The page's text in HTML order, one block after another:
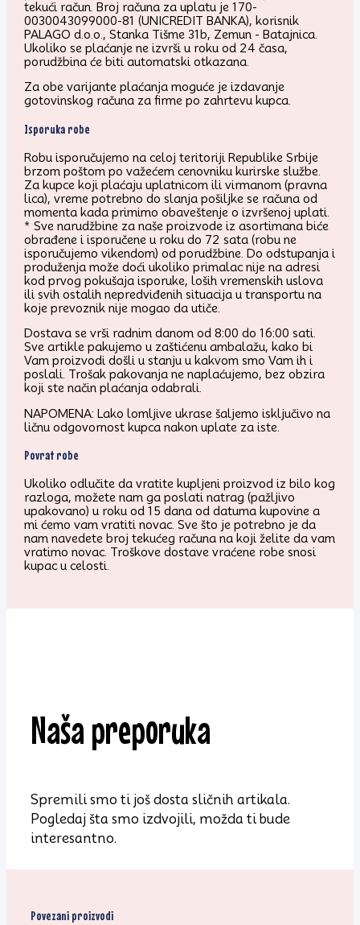
tekući račun. Broj računa za uplatu je 170-
0030043099000-81 (UNICREDIT BANKA), korisnik
PALAGO d.o.o., Stanka Tišme 31b, Zemun - Batajnica.
Ukoliko se plaćanje ne izvrši u roku od 24 časa,
porudžbina će biti automatski otkazana.
Za obe varijante plaćanja moguće je izdavanje
gotovinskog računa za firme po zahrtevu kupca.
Isporuka robe
Robu isporučujemo na celoj teritoriji Republike Srbije
brzom poštom po važećem cenovniku kurirske službe.
Za kupce koji plaćaju uplatnicom ili virmanom (pravna
lica), vreme potrebno do slanja pošiljke se računa od
momenta kada primimo obaveštenje o izvršenoj uplati.
* Sve narudžbine za naše proizvode iz asortimana biće
obrađene i isporučene u roku do 72 sata (robu ne
isporučujemo vikendom) od porudžbine. Do odstupanja i
produženja može doći ukoliko primalac nije na adresi
kod prvog pokušaja isporuke, loših vremenskih uslova
ili svih ostalih nepredviđenih situacija u transportu na
koje prevoznik nije mogao da utiče.
Dostava se vrši radnim danom od 8:00 do 16:00 sati.
Sve artikle pakujemo u zaštićenu ambalažu, kako bi
Vam proizvodi došli u stanju u kakvom smo Vam ih i
poslali. Trošak pakovanja ne naplaćujemo, bez obzira
koji ste način plaćanja odabrali.
NAPOMENA: Lako lomljive ukrase šaljemo isključivo na
ličnu odgovornost kupca nakon uplate za iste.
Povrat robe
Ukoliko odlučite da vratite kupljeni proizvod iz bilo kog
razloga, možete nam ga poslati natrag (pažljivo
upakovano) u roku od 15 dana od datuma kupovine a
mi ćemo vam vratiti novac. Sve što je potrebno je da
nam navedete broj tekućeg računa na koji želite da vam
vratimo novac. Troškove dostave vraćene robe snosi
kupac u celosti.
Naša preporuka
Spremili smo ti još dosta sličnih artikala.
Pogledaj šta smo izdvojili, možda ti bude
interesantno.
Povezani proizvodi